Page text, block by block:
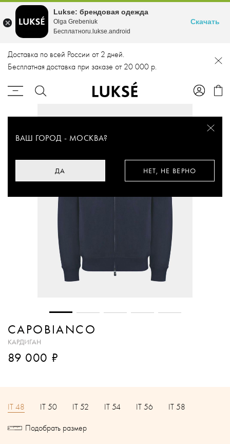
Доставка по всей России от 2 дней.
Бесплатная доставка при заказе от 20 000 р.
ВАШ ГОРОД - МОСКВА?
ДА НЕТ, НЕ ВЕРНО
CAPOBIANCO
КАРДИГАН
89 000 ₽
IT 48 IT 50 IT 52 IT 54 IT 56
IT 58
Подобрать размер
Lukse: брендовая одежда
Olga Grebeniuk
Бесплатноru.lukse.android
Скачать